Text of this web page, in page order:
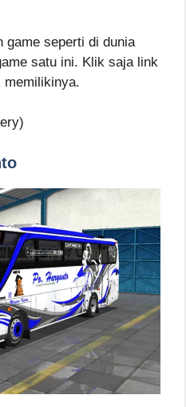
game seperti di dunia
satu ini. Klik saja link
memilikinya.